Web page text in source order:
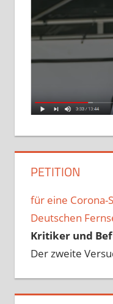
PETITION
für eine Corona-
Deutschen
Kritiker und
Der zweite